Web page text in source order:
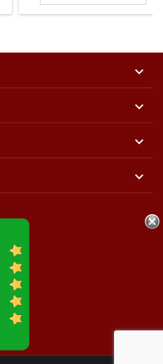



